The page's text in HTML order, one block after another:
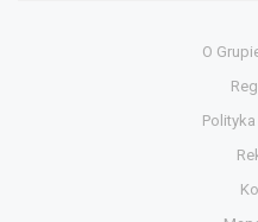
O